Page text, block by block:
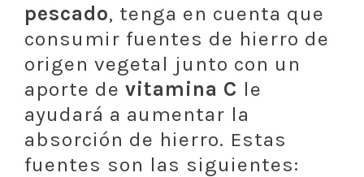
pescado, tenga en cuenta que
consumir fuentes de hierro de
origen vegetal junto con un
aporte de vitamina C le
ayudará a aumentar la
absorción de hierro. Estas
fuentes son las siguientes: